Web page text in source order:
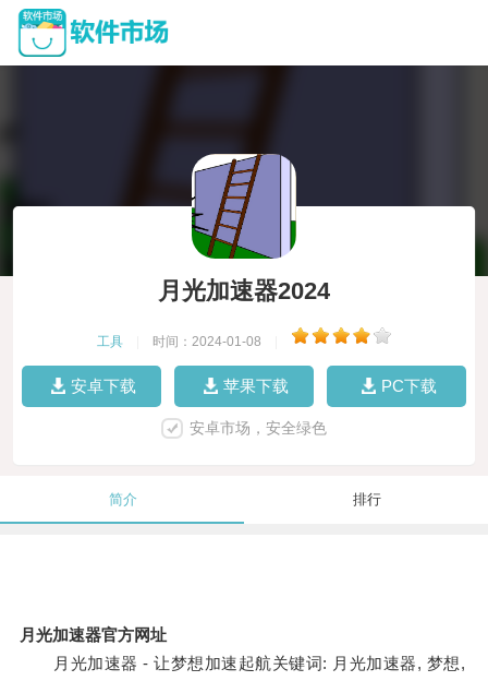
月光加速器2024
工具 时间：2024-01-08
安卓下载 苹果下载 PC下载
安卓市场，安全绿色
简介 排行
月光加速器官方网址
月光加速器 - 让梦想加速起航关键词: 月光加速器, 梦想,